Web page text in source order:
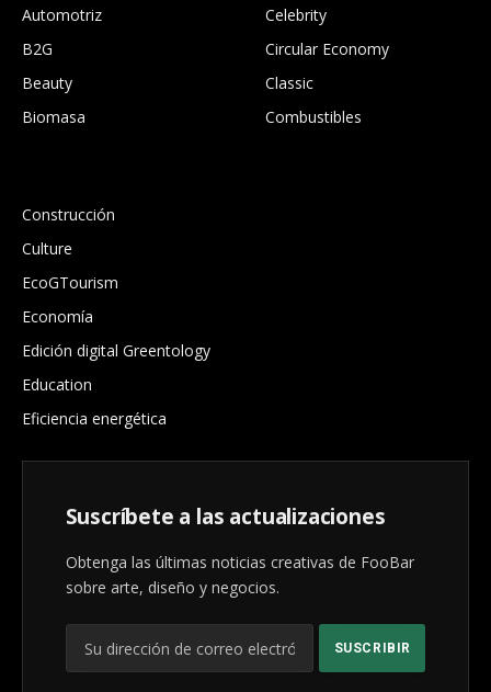
Automotriz
B2G
Beauty
Biomasa
Celebrity
Circular Economy
Classic
Combustibles
Construcción
Culture
EcoGTourism
Economía
Edición digital Greentology
Education
Eficiencia energética
Suscríbete a las actualizaciones
Obtenga las últimas noticias creativas de FooBar
sobre arte, diseño y negocios.